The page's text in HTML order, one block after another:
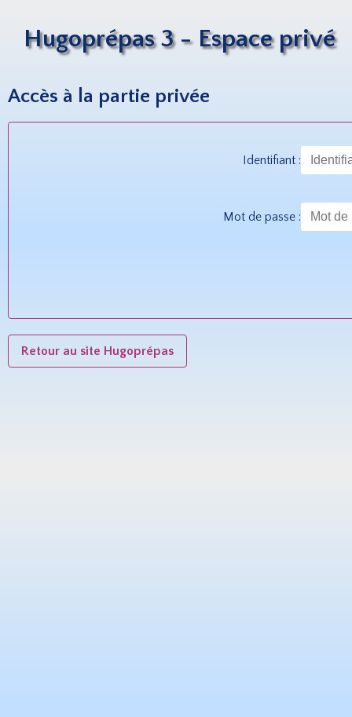
Hugoprépas 3 - Espace privé
Accès à la partie privée
Identifiant :
Mot de passe :
Retour au site Hugoprépas